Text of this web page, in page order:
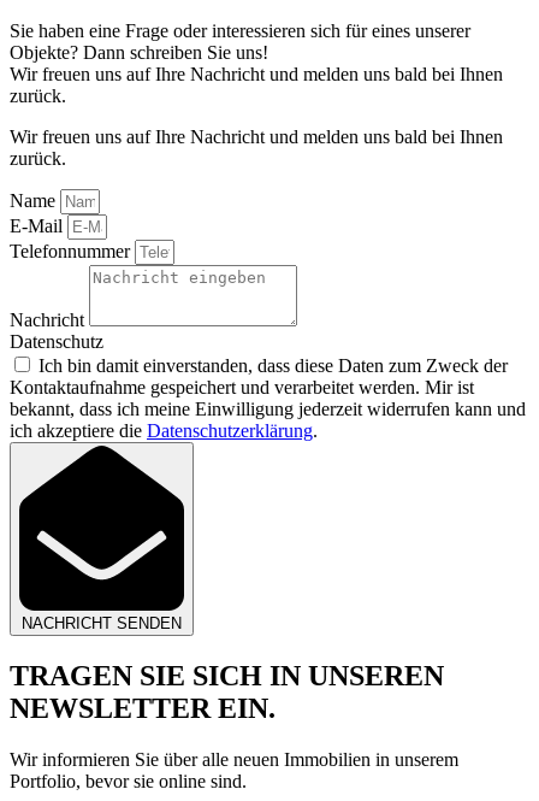
Sie haben eine Frage oder interessieren sich für eines unserer
Objekte? Dann schreiben Sie uns!
Wir freuen uns auf Ihre Nachricht und melden uns bald bei Ihnen
zurück.
Wir freuen uns auf Ihre Nachricht und melden uns bald bei Ihnen
zurück.
Name
E-Mail
Telefonnummer
Nachricht
Datenschutz
Ich bin damit einverstanden, dass diese Daten zum Zweck der
Kontaktaufnahme gespeichert und verarbeitet werden. Mir ist
bekannt, dass ich meine Einwilligung jederzeit widerrufen kann und
ich akzeptiere die Datenschutzerklärung.
NACHRICHT SENDEN
TRAGEN SIE SICH IN UNSEREN
NEWSLETTER EIN.
Wir informieren Sie über alle neuen Immobilien in unserem
Portfolio, bevor sie online sind.